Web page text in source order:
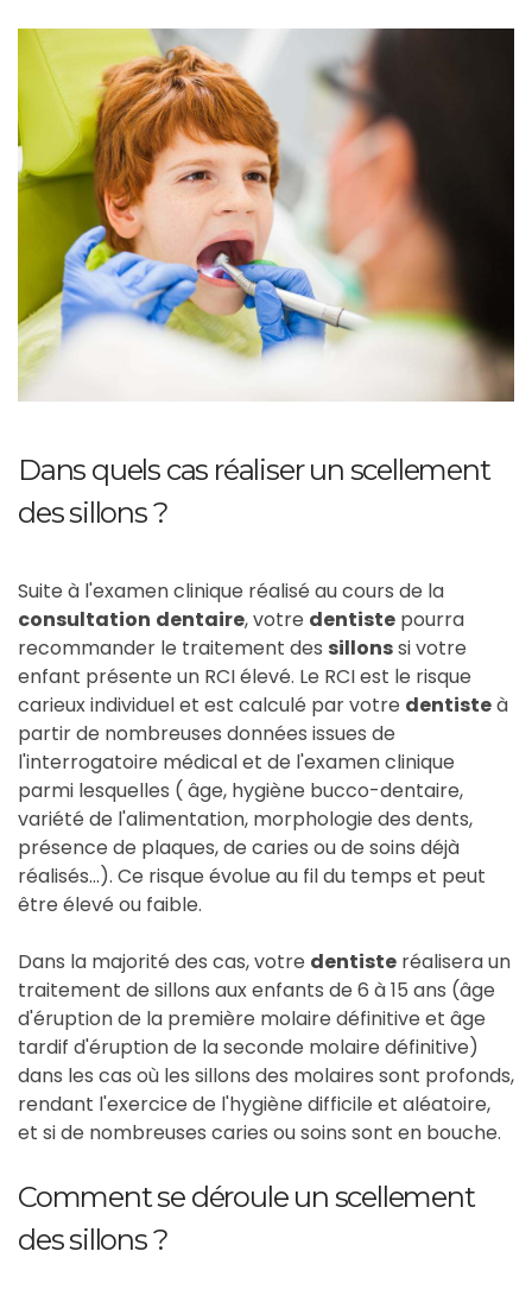
Dans quels cas réaliser un scellement
des sillons ?
Suite à l'examen clinique réalisé au cours de la
consultation dentaire, votre dentiste pourra
recommander le traitement des sillonssi votre
enfant présente un RCI élevé. Le RCI est le risque
carieux individuel et est calculé par votre dentisteà
partir de nombreuses données issues de
l'interrogatoire médical et de l'examen clinique
parmi lesquelles ( âge, hygiène bucco-dentaire,
variété de l'alimentation, morphologie des dents,
présence de plaques, de caries ou de soins déjà
réalisés...). Ce risque évolue au fil du temps et peut
être élevé ou faible.
Dans la majorité des cas, votre dentiste réalisera un
traitement de sillons aux enfants de 6 à 15 ans (âge
d'éruption de la première molaire définitive et âge
tardif d'éruption de la seconde molaire définitive)
dans les cas où les sillons des molaires sont profonds,
rendant l'exercice de l'hygiène difficile et aléatoire,
et si de nombreuses caries ou soins sont en bouche.
Comment se déroule un scellement
des sillons ?